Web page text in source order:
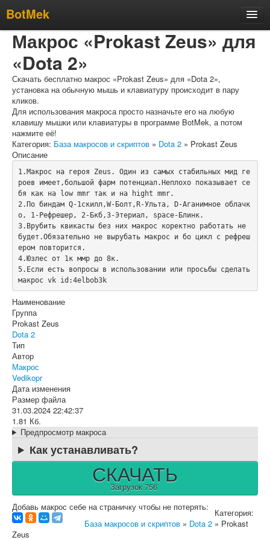
BotMek
Скачать
Обзор
Обновления
Инструкция
Статьи
Бесплатные макросы
Тарифы
Отзывы
Поддержка
Форум
Макрос «Prokast Zeus» для
«Dota 2»
Скачать бесплатно макрос «Prokast Zeus» для «Dota 2»,
установка на обычную мышь и клавиатуру происходит в пару
кликов.
Для использования макроса просто назначьте его на любую
клавишу мышки или клавиатуры в программе BotMek, а потом
нажмите её!
Категория: База макросов и скриптов » Dota 2 » Prokast Zeus
Описание
1.Макрос на героя Zeus. Один из самых стабильных мид ге
роев имеет,большой фарм потенциал.Неплохо показывает се
бя как на low mmr так и на hight mmr.
2.По биндам Q-1скилл,W-Болт,R-Ульта, D-Аганимное облачк
о, 1-Рефрешер, 2-Бкб,3-Этериал, space-Блинк.
3.Врубить квикасты без них макрос коректно работать не
будет.Обязательно не вырубать макрос и бо цикл с рефреш
ером повторится.
4.Юзлес от 1к ммр до 8к.
5.Если есть вопросы в использовании или просьбы сделать
макрос vk id:4elbob3k
Наименование
Группа
Prokast Zeus
Dota 2
Тип
Автор
Макрос
Vedikopr
Дата изменения
Размер файла
31.03.2024 22:42:37
1.81 Кб.
Предпросмотр макроса
Как устанавливать?
СКАЧАТЬ
Загрузок 756
Добавь макрос себе на страничку чтобы не потерять:
Категория:
База макросов и скриптов » Dota 2 » Prokast
Zeus